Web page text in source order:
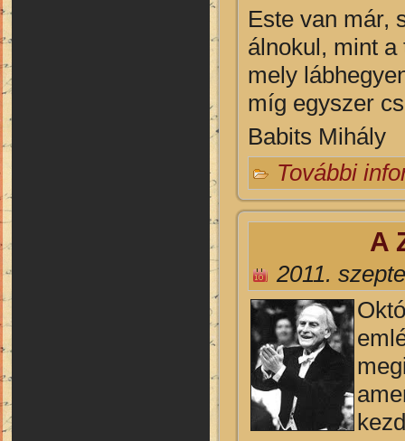
Este van már,
álnokul, mint
mely
míg egyszer
Babits Mihály
További
A
2011.